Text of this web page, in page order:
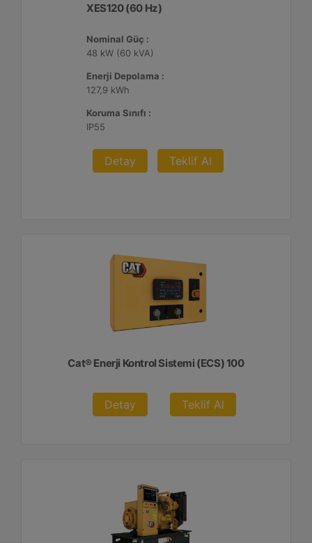
XES120 (60 Hz)
Nominal Güç :
48 kW (60 kVA)
Enerji Depolama :
127,9 kWh
Koruma Sınıfı :
IP55
Detay Teklif Al
Cat® Enerji Kontrol Sistemi (ECS) 100
Detay Teklif Al